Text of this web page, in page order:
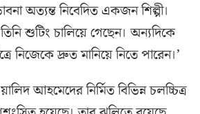
অত্যন্ত নিবেদিত একজন শিল্পী।
শুটিং চালিয়ে গেছেন। অন্যদিকে
নিজেকে দ্রুত মানিয়ে নিতে পারেন।’
আহমেদের নির্মিত বিভিন্ন চলচ্চিত্র